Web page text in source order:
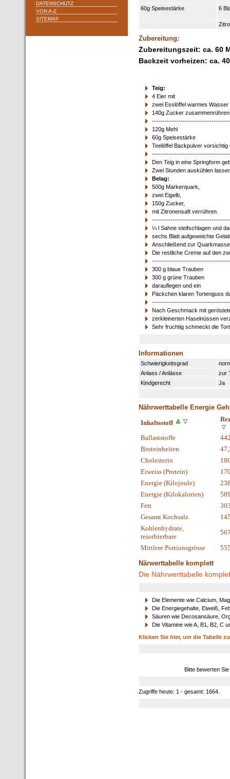
DATENSCHUTZ
VON A-Z
SITEMAP
60g Speisestärke 6
Zubereitung:
Zubereitungszeit: ca. 60
Backzeit vorheizen: ca.
Teig:
4 Eier mit
zwei Esslöffel warmes Wasser
140g Zucker zusammenrühren
120g Mehl
60g Speisestärke
Teelöffel Backpulver vorsichtig
Den Teig in eine Springform
Zwei Stunden auskühlen
Belag:
500g Markerquark,
zwei Eigelb,
150g Zucker,
mit Zitronensaft verrühren.
¼ l Sahne steifschlagen und
sechs Blatt aufgeweichte
Anschließend zur
Die restliche Creme auf den
300 g blaue Trauben
300 g grüne Trauben
darauflegen und ein
Päckchen klaren Tortenguss
Nach Geschmack mit
zerkleinerten Haselnüssen
Sehr fruchtig schmeckt die
Informationen
Schwierigkeitsgrad
Anlass / Anlässe
zur
Kindgerecht
Ja
Nährwerttabelle Energie
Inhaltsstoff
Ballaststoffe
Broteinheiten
Cholesterin
Eiweiss (Protein)
Energie (Kilojoule)
Energie (Kilokalorien)
Fett
Gesamt Kochsalz
Kohlenhydrate,
resorbierbare
Mittlere Portionsgrösse
Närwerttabelle komplett
Die Nährwerttabelle
Die Elemente wie Calcium,
Die Energiegehalte, Eiweiß,
Säuren wie Decosansäure,
Die Vitamine wie A, B1, B2, C
Klicken Sie hier, um die Tabelle
Bitte bewerten
Zugriffe heute: 1 - gesamt: 1664.